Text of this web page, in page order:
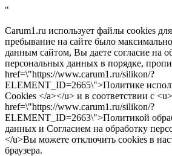
"
Carum1.ru использует файлы cookies
пребывание на сайте было
данным сайтом, Вы даете согласие на
персональных данных в порядке,
href=\"https://www.carum1.ru/silikon/?
ELEMENT_ID=2665\">Политике
Cookies </a></u> и в соответствии с
href=\"https://www.carum1.ru/silikon/?
ELEMENT_ID=2663\">Политикой
данных и Согласием на обработку
</u>Вы можете отключить cookies в
браузера.